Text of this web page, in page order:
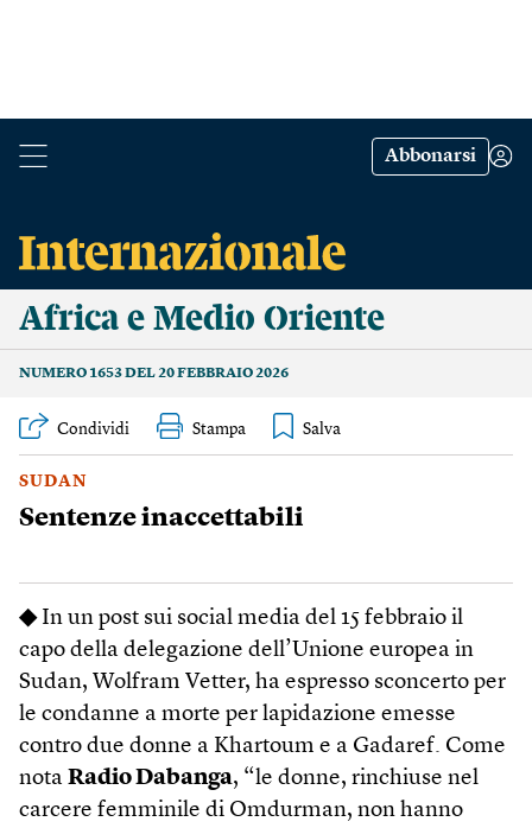
Abbonarsi
Africa e Medio Oriente
NUMERO 1653 DEL 20 FEBBRAIO 2026
Condividi Stampa
SUDAN
Sentenze inaccettabili
◆In un post sui social media del 15 febbraio il
capo della delegazione dell’Unione europea in
Sudan, Wolfram Vetter, ha espresso sconcerto per
le condanne a morte per lapidazione emesse
contro due donne a Khartoum e a Gadaref. Come
nota Radio Dabanga, “le donne, rinchiuse nel
carcere femminile di Omdurman, non hanno